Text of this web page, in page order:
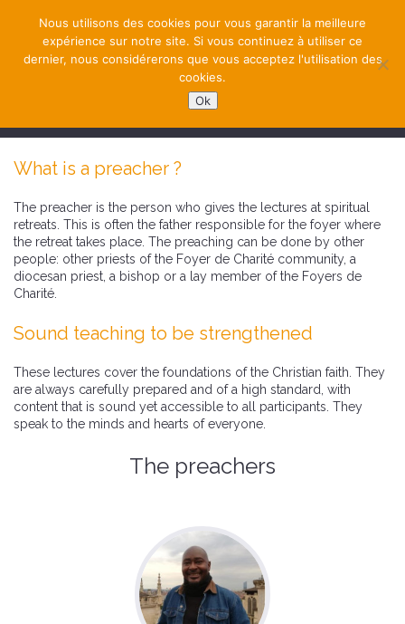
What is a preacher ?
The preacher is the person who gives the lectures at spiritual
retreats. This is often the father responsible for the foyer where
the retreat takes place. The preaching can be done by other
people: other priests of the Foyer de Charité community, a
diocesan priest, a bishop or a lay member of the Foyers de
Charité.
Sound teaching to be strengthened
These lectures cover the foundations of the Christian faith. They
are always carefully prepared and of a high standard, with
content that is sound yet accessible to all participants. They
speak to the minds and hearts of everyone.
The preachers
Nous utilisons des cookies pour vous garantir la meilleure
expérience sur notre site. Si vous continuez à utiliser ce
dernier, nous considérerons que vous acceptez l'utilisation des
cookies.
Ok